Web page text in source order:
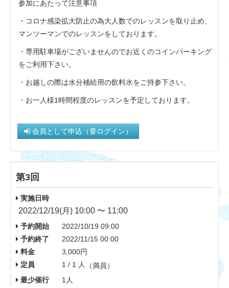
参加にあたって注意事項
・コロナ感染拡大防止の為大人数でのレッスンを取り止め、
マンツーマンでのレッスンをしております。
・専用駐車場がございませんのでお近くのコインパーキング
をご利用下さい。
・お越しの際は水分補給用の飲料水をご持参下さい。
・お一人様1時間程度のレッスンを予定しております。
会員として申込（要ログイン）
第3回
実施日時
2022/12/19(月) 10:00 〜 11:00
予約開始
2022/10/19 09:00
予約終了
2022/11/15 00:00
料金
3,000円
定員
1 / 1 人
（満員）
最少催行
1人